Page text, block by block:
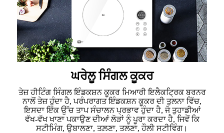
ਘਰੇਲੂ ਸਿੰਗਲ ਕੂਕਰ
ਤੇਜ਼ ਹੀਟਿੰਗ ਸਿੰਗਲ ਇੰਡਕਸ਼ਨ ਕੂਕਰ ਮਿਆਰੀ ਇਲੈਕਟ੍ਰਿਕ ਬਰਨਰ
ਨਾਲੋਂ ਤੇਜ਼ ਹੁੰਦਾ ਹੈ, ਪਰੰਪਰਾਗਤ ਇੰਡਕਸ਼ਨ ਕੂਕਰ ਦੀ ਤੁਲਨਾ ਵਿੱਚ,
ਇਸਦਾ ਇੱਕ ਉੱਚ ਤਾਪ ਸੰਚਾਲਨ ਪ੍ਰਭਾਵ ਹੁੰਦਾ ਹੈ, ਜੋ ਤੁਹਾਡੀਆਂ
ਵੱਖ-ਵੱਖ ਖਾਣਾ ਪਕਾਉਣ ਦੀਆਂ ਲੋੜਾਂ ਨੂੰ ਪੂਰਾ ਕਰਦਾ ਹੈ, ਜਿਵੇਂ ਕਿ
ਸਟੀਮਿੰਗ, ਉਬਾਲਣਾ, ਤਲ਼ਣਾ, ਤਲਣਾ, ਹੌਲੀ ਸਟੀਵਿੰਗ।